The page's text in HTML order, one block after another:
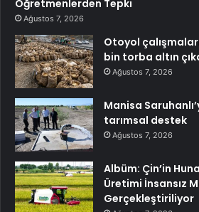
Öğretmenlerden Tepki
Ağustos 7, 2026
Otoyol
bin torba altın
Ağustos 7, 2026
Manisa
tarımsal destek
Ağustos 7, 2026
Albüm: Çin’in
Üretimi İnsansız
Gerçekleştiriliyor